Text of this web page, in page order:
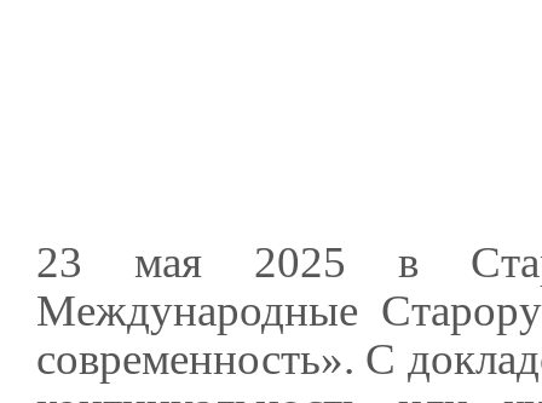
23 мая 2025 в
Международные
современность». С